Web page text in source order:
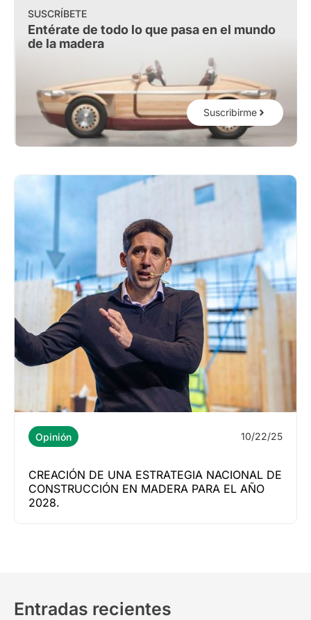
SUSCRÍBETE
Entérate de todo lo que pasa en el mundo
de la madera
Suscribirme
Opinión 10/22/25
CREACIÓN DE UNA ESTRATEGIA NACIONAL DE
CONSTRUCCIÓN EN MADERA PARA EL AÑO
2028.
Entradas recientes